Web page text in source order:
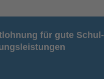
für gute Schul-